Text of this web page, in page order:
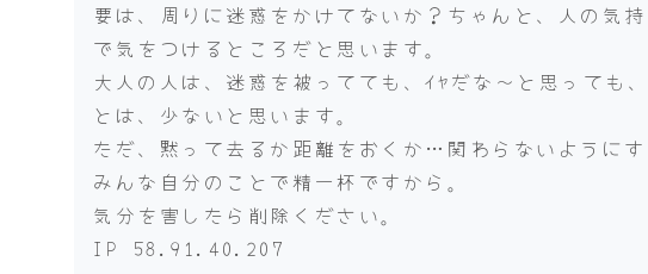
要は、周りに迷惑をかけてないか？ちゃんと、人の気
で気をつけるところだと思います。
大人の人は、迷惑を被ってても、ｲﾔだな～と思っても
とは、少ないと思います。
ただ、黙って去るか距離をおくか…関わらないように
みんな自分のことで精一杯ですから。
気分を害したら削除ください。
IP 58.91.40.207